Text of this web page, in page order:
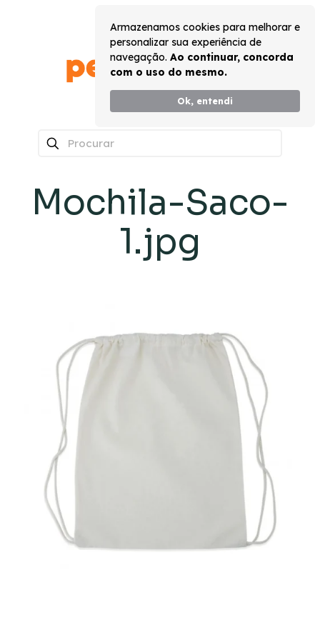
Armazenamos cookies para melhorar e
personalizar sua experiência de
navegação. Ao continuar, concorda
com o uso do mesmo.
Ok, entendi
Mochila-Saco-
1.jpg